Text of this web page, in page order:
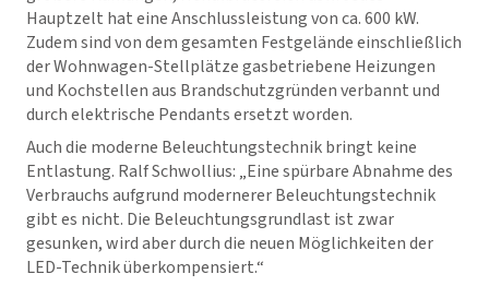
Hauptzelt hat eine Anschlussleistung von ca. 600 kW.
Zudem sind von dem gesamten Festgelände einschließlich
der Wohnwagen-Stellplätze gasbetriebene Heizungen
und Kochstellen aus Brandschutzgründen verbannt und
durch elektrische Pendants ersetzt worden.
Auch die moderne Beleuchtungstechnik bringt keine
Entlastung. Ralf Schwollius: „Eine spürbare Abnahme des
Verbrauchs aufgrund modernerer Beleuchtungstechnik
gibt es nicht. Die Beleuchtungsgrundlast ist zwar
gesunken, wird aber durch die neuen Möglichkeiten der
LED-Technik überkompensiert.“